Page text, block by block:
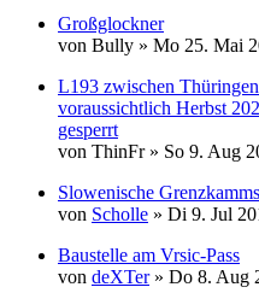
Großglockner
von Bully » Mo 25. Mai
L193 zwischen
voraussichtlich Herbst
gesperrt
von ThinFr» So 9. Aug
Slowenische
von Scholle » Di 9. Jul
Baustelle am Vrsic-Pass
von deXTer» Do 8. Aug